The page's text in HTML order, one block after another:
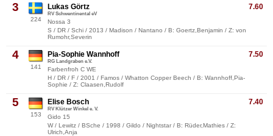
3
224
7.60
Lukas Görtz
RV Schwentinental eV
Nossa 3
S / DR / Schi / 2013 / Madison / Nantano / B: Goertz,Benjamin / Z: von
Rumohr,Severin
4
141
7.50
Pia-Sophie Wannhoff
RG Landgraben e.V.
Farbenfroh C WE
H / DR / F / 2001 / Famos / Whatton Copper Beech / B: Wannhoff,Pia-
Sophie / Z: Claasen,Rudolf
5
153
7.40
Elise Bosch
RV Klützer Winkel e. V.
Gido 15
W / Lewitz / BSche / 1998 / Gildo / Nightstar / B: Rüder,Mathies / Z:
Ulrich,Anja